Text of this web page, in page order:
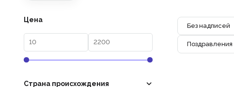
Цена
Страна происхождения
Без надписей